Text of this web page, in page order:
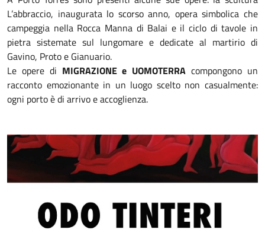
L’abbraccio, inaugurata lo scorso anno, opera simbolica che
campeggia nella Rocca Manna di Balai e il ciclo di tavole in
pietra sistemate sul lungomare e dedicate al martirio di
Gavino, Proto e Gianuario.
Le opere di MIGRAZIONE e UOMOTERRA compongono un
racconto emozionante in un luogo scelto non casualmente:
ogni porto è di arrivo e accoglienza.